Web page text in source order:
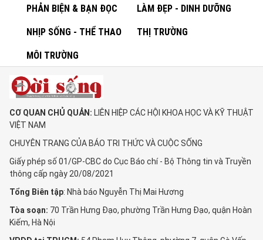
PHẢN BIỆN & BẠN ĐỌC LÀM ĐẸP - DINH DƯỠNG
NHỊP SỐNG - THỂ THAO THỊ TRƯỜNG
MÔI TRƯỜNG
CƠ QUAN CHỦ QUẢN: LIÊN HIỆP CÁC HỘI KHOA HỌC VÀ KỸ THUẬT
VIỆT NAM
CHUYÊN TRANG CỦA BÁO TRI THỨC VÀ CUỘC SỐNG
Giấy phép số 01/GP-CBC do Cục Báo chí - Bộ Thông tin và Truyền
thông cấp ngày 20/08/2021
Tổng Biên tập: Nhà báo Nguyễn Thị Mai Hương
Tòa soạn: 70 Trần Hưng Đạo, phường Trần Hưng Đạo, quận Hoàn
Kiếm, Hà Nội